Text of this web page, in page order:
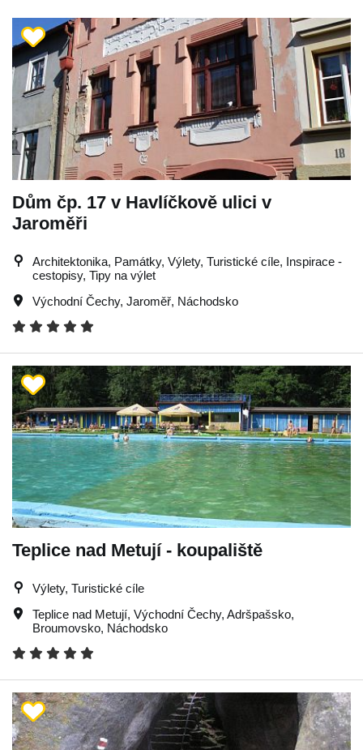
Dům čp. 17 v Havlíčkově ulici v
Jaroměři
Architektonika, Památky, Výlety, Turistické cíle, Inspirace -
cestopisy, Tipy na výlet
Východní Čechy, Jaroměř, Náchodsko
Teplice nad Metují - koupaliště
Výlety, Turistické cíle
Teplice nad Metují, Východní Čechy, Adršpašsko,
Broumovsko, Náchodsko